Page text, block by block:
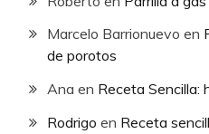
Marcelo Barrionuevo en
de porotos
Ana en Receta Sencilla:
Rodrigo en Receta